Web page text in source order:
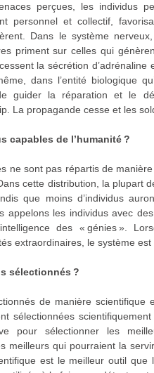
perçues, les individus
personnel et collectif,
Dans le système
priment sur celles qui
la sécrétion
dans l’entité biologique
guider la réparation et le
La propagande cesse et les
capables de l’humanité ?
ne sont pas répartis de
cette distribution, la plupart
que moins d’individus
appelons les individus avec
des « génies ».
extraordinaires, le système
sélectionnés ?
de manière scientifique
sélectionnées
pour sélectionner les
meilleurs qui pourraient la
est le meilleur outil que